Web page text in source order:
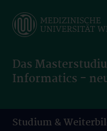
main
Das
Informatics -
Studium &